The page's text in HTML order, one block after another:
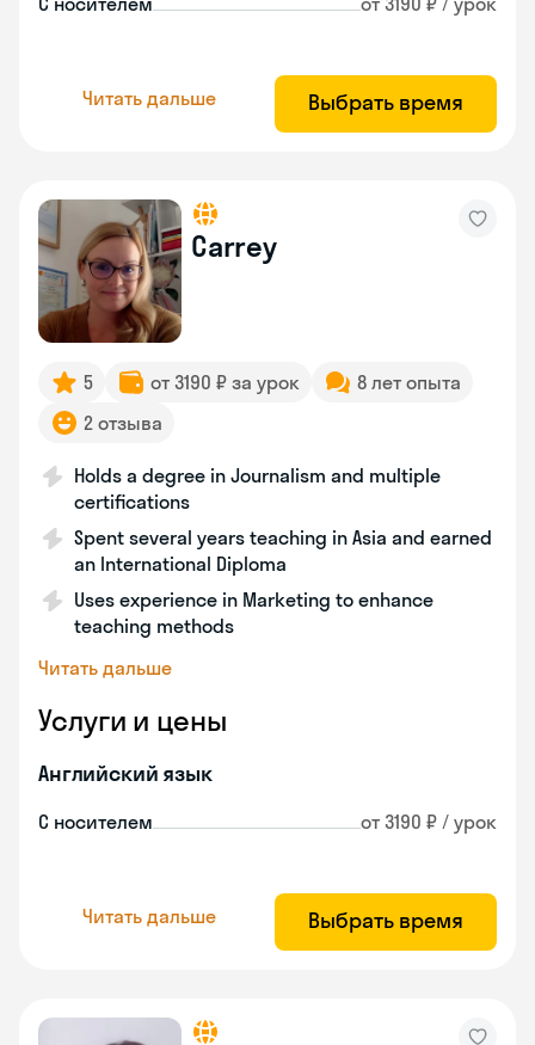
Читать дальше Выбрать время
Carrey
5 от 3190 ₽ за урок
8 лет опыта
2 отзыва
Holds a degree in Journalism and multiple
certifications
Spent several years teaching in Asia and earned
an International Diploma
Uses experience in Marketing to enhance
teaching methods
Читать дальше
Услуги и цены
Английский язык
С носителем от 3190 ₽ / урок
Читать дальше Выбрать время